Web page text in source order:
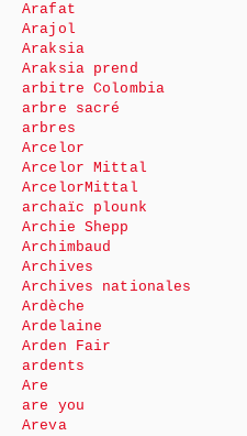
Arafat
Arajol
Araksia
Araksia prend
arbitre Colombia
arbre sacré
arbres
Arcelor
Arcelor Mittal
ArcelorMittal
archaïc plounk
Archie Shepp
Archimbaud
Archives
Archives nationales
Ardèche
Ardelaine
Arden Fair
ardents
Are
are you
Areva